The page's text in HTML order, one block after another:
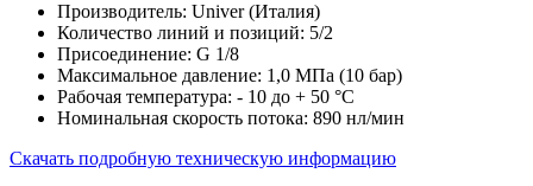
Производитель: Univer (Италия)
Количество линий и позиций: 5/2
Присоединение: G 1/8
Максимальное давление: 1,0 МПа (10 бар)
Рабочая температура: - 10 до + 50 °C
Номинальная скорость потока: 890 нл/мин
Скачать подробную техническую информацию